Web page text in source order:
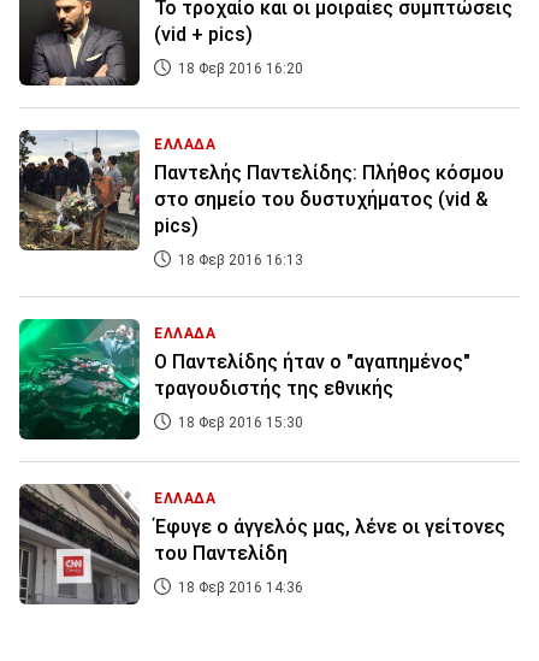
Το τροχαίο και οι μοιραίες συμπτώσεις
(vid + pics)
18 Φεβ 2016 16:20
ΕΛΛΑΔΑ
Παντελής Παντελίδης: Πλήθος κόσμου
στο σημείο του δυστυχήματος (vid &
pics)
18 Φεβ 2016 16:13
ΕΛΛΑΔΑ
Ο Παντελίδης ήταν ο "αγαπημένος"
τραγουδιστής της εθνικής
18 Φεβ 2016 15:30
ΕΛΛΑΔΑ
Έφυγε ο άγγελός μας, λένε οι γείτονες
του Παντελίδη
18 Φεβ 2016 14:36